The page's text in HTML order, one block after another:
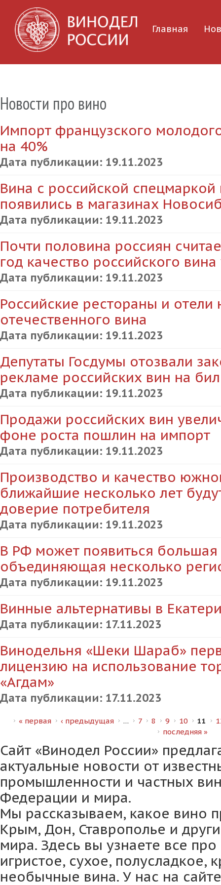
Главная
Новости про вино
Импорт французского
на 40%
Дата публикации: 19.11.2023
Вина с российской
появились в магазинах
Дата публикации: 19.11.2023
Почти половина россиян
год качество российского
Дата публикации: 19.11.2023
Российские рестораны и отели
отечественного вина
Дата публикации: 19.11.2023
Депутаты Госдумы отозвали
рекламе российских вин на
Дата публикации: 19.11.2023
Продажи российских вин
фоне роста пошлин на импорт
Дата публикации: 19.11.2023
Производство и качество
ближайшие несколько лет
доверие потребителя
Дата публикации: 19.11.2023
В РФ может появиться большая
объединяющая несколько
Дата публикации: 19.11.2023
Винные альтернативы в
Дата публикации: 17.11.2023
Винодельня «Шеки Шараб»
лицензию на использование
«Агдам»
Дата публикации: 17.11.2023
Страницы
« первая ‹ предыдущая … 7 8 9 10 11
последняя »
Сайт «Винодел России»
актуальные новости от
промышленности и частных
Федерации и мира.
Мы рассказываем, какое вино
Крым, Дон, Ставрополье и
мира. Здесь вы узнаете все
игристое, сухое, полусладкое,
необычные вина. У нас на